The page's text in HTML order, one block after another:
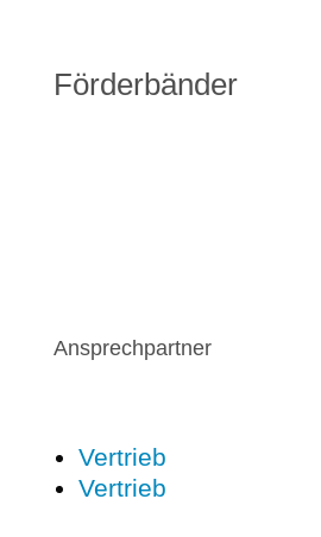
Förderbänder
Ansprechpartner
Vertrieb
Vertrieb